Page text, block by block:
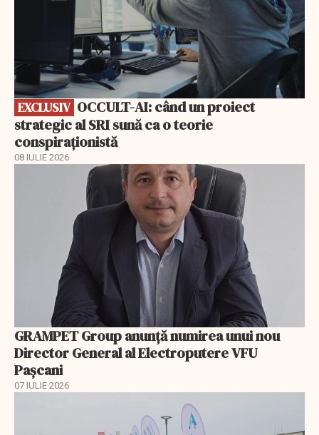
EXCLUSIV
strategic al SRI sună ca o teorie
conspiraționistă
08 IULIE 2026
GRAMPET Group anunță numirea unui nou
Director General al Electroputere VFU
Pașcani
07 IULIE 2026